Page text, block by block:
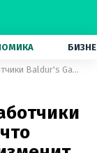
Готовьте деньги: разработчики Baldur's Gate 3 боятся, что выход GTA 6 навсегда изменит цены на игры